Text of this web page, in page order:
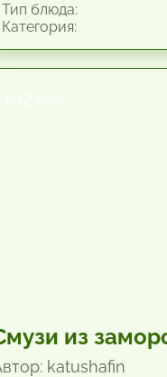
блюда:
из
katushafin